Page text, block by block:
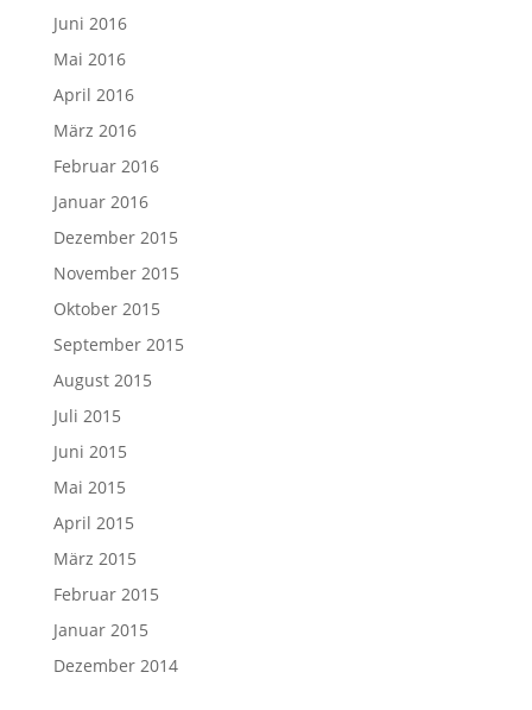
Juni 2016
Mai 2016
April 2016
März 2016
Februar 2016
Januar 2016
Dezember 2015
November 2015
Oktober 2015
September 2015
August 2015
Juli 2015
Juni 2015
Mai 2015
April 2015
März 2015
Februar 2015
Januar 2015
Dezember 2014